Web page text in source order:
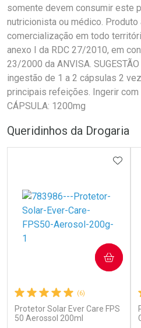
somente devem consumir este
nutricionista ou médico. Produto
comercialização em todo
anexo I da RDC 27/2010, em
23/2000 da ANVISA.
ingestão de 1 a 2 cápsulas 2
principais refeições. Ingerir com
CÁPSULA: 1200mg
Queridinhos da Drogaria
(6)
Protetor Solar Ever Care FPS
50 Aerossol 200ml
COMPRAR